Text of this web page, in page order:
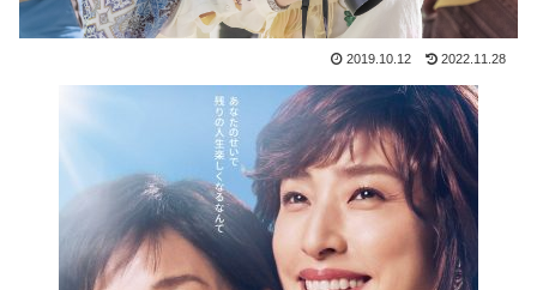
2019.10.12 2022.11.28